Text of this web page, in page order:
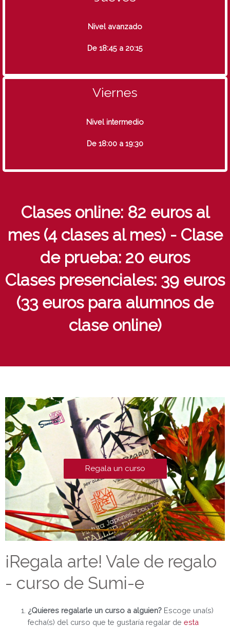
Nivel avanzado
De 18:45 a 20:15
Viernes
Nivel intermedio
De 18:00 a 19:30
Clases online: 82 euros al
mes (4 clases al mes) - Clase
de prueba: 20 euros
Clases presenciales: 39 euros
(33 euros para alumnos de
clase online)
Regala un curso
¡Regala arte! Vale de regalo
- curso de Sumi-e
¿Quieres regalarle un curso a alguien?Escoge una(s)
fecha(s) del curso que te gustaría regalar de esta